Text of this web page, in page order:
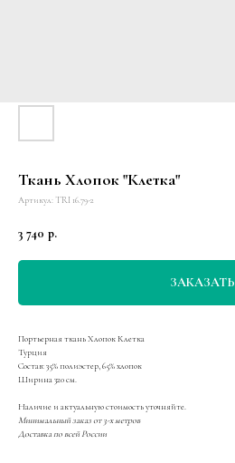
Ткань Хлопок "Клетка"
Артикул:TRI 16.79-2
3 740 р.
ЗАКАЗАТЬ
Портьерная ткань Хлопок Клетка
Турция
Состав: 35% полиэстер, 65% хлопок
Ширина 320 см.
Наличие и актуальную стоимость уточняйте.
Минимальный заказ от 3-х метров
Доставка по всей России